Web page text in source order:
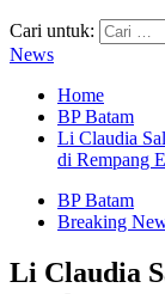
Cari untuk:
News
Home
BP Batam
Li Claudia
di Rempang
BP Batam
Breaking
Li Claudia